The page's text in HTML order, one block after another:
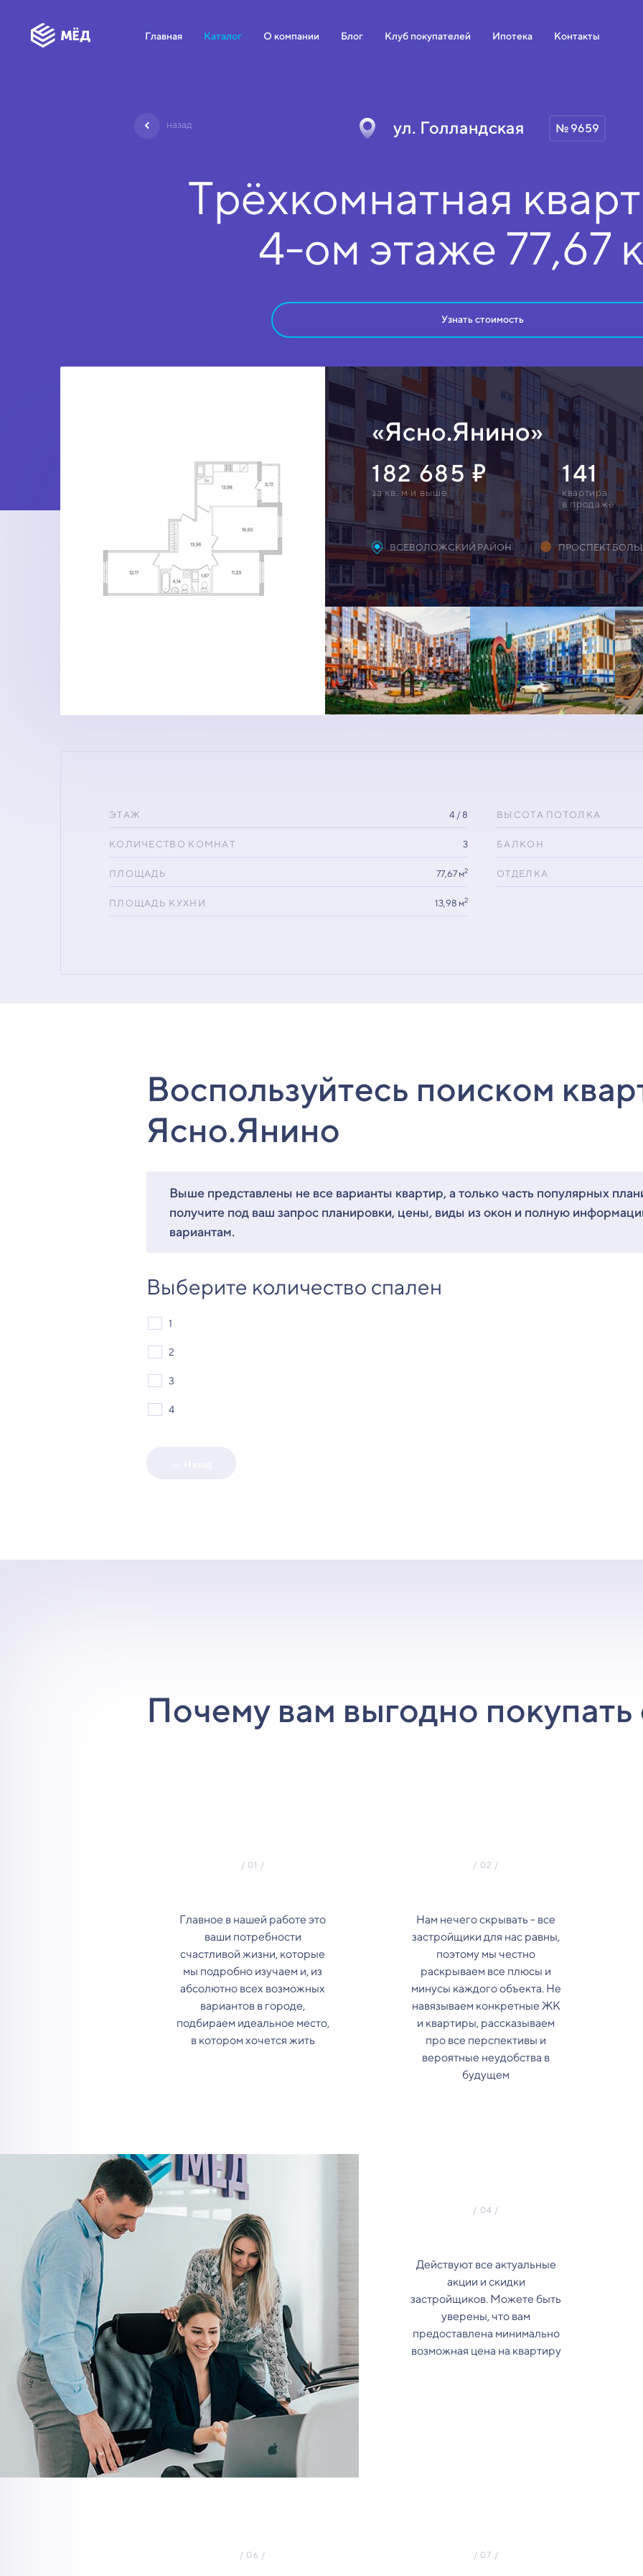
Главная Каталог О компании Блог Клуб покупателей Ипотека Контакты
назад ул. Голландская № 9659
Трёхкомнатная
4-ом этаже 77,67
Узнать стоимость
«Ясно.Янино»
182 685
за кв. м и выше
141
квартирa
в продаже
ВСЕВОЛОЖСКИЙ РАЙОН ПРОСПЕКТ
ЭТАЖ 4 / 8
КОЛИЧЕСТВО КОМНАТ 3
ПЛОЩАДЬ 77,67 м2
ПЛОЩАДЬ КУХНИ 13,98 м2
ВЫСОТА ПОТОЛКА
БАЛКОН
ОТДЕЛКА
Воспользуйтесь поиском
Ясно.Янино
Выше представлены не все варианты квартир, а только часть популярных
получите под ваш запрос планировки, цены, виды из окон и полную
вариантам.
Выберите количество спален
1
2
3
4
Почему вам выгодно покупать
Главное в нашей работе это
ваши потребности
счастливой жизни, которые
мы подробно изучаем и, из
абсолютно всех возможных
вариантов в городе,
подбираем идеальное место,
в котором хочется жить
Нам нечего скрывать - все
застройщики для нас равны,
поэтому мы честно
раскрываем все плюсы и
минусы каждого объекта. Не
навязываем конкретные ЖК
и квартиры, рассказываем
про все перспективы и
вероятные неудобства в
будущем
Действуют все актуальные
акции и скидки
застройщиков. Можете быть
уверены, что вам
предоставлена минимально
возможная цена на квартиру